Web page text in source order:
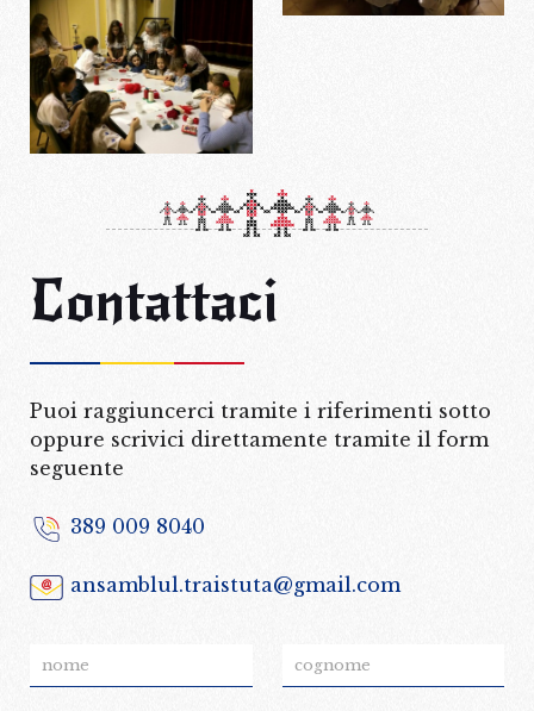
8 marzo
Contattaci
Puoi raggiuncerci tramite i riferimenti sotto
oppure scrivici direttamente tramite il form
seguente
389 009 8040
ansamblul.traistuta@gmail.com